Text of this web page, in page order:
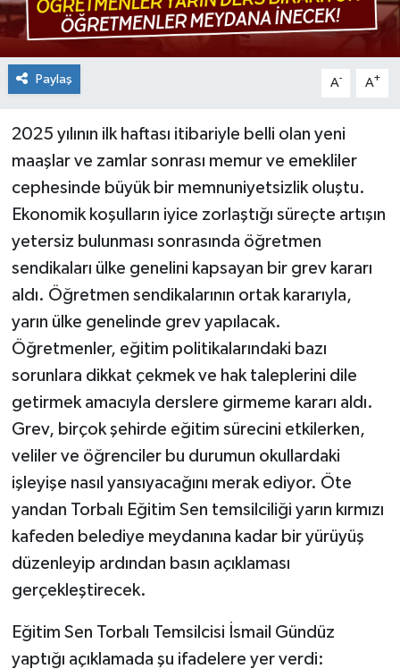
Paylaş A- A+
2025 yılının ilk haftası itibariyle belli olan yeni
maaşlar ve zamlar sonrası memur ve emekliler
cephesinde büyük bir memnuniyetsizlik oluştu.
Ekonomik koşulların iyice zorlaştığı süreçte artışın
yetersiz bulunması sonrasında öğretmen
sendikaları ülke genelini kapsayan bir grev kararı
aldı. Öğretmen sendikalarının ortak kararıyla,
yarın ülke genelinde grev yapılacak.
Öğretmenler, eğitim politikalarındaki bazı
sorunlara dikkat çekmek ve hak taleplerini dile
getirmek amacıyla derslere girmeme kararı aldı.
Grev, birçok şehirde eğitim sürecini etkilerken,
veliler ve öğrenciler bu durumun okullardaki
işleyişe nasıl yansıyacağını merak ediyor. Öte
yandan Torbalı Eğitim Sen temsilciliği yarın kırmızı
kafeden belediye meydanına kadar bir yürüyüş
düzenleyip ardından basın açıklaması
gerçekleştirecek.
Eğitim Sen Torbalı Temsilcisi İsmail Gündüz
yaptığı açıklamada şu ifadelere yer verdi: